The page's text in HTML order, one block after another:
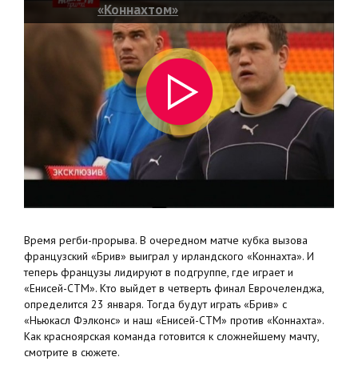
«Коннахтом»
Время регби-прорыва. В очередном матче кубка вызова
французский «Брив» выиграл у ирландского «Коннахта». И
теперь французы лидируют в подгруппе, где играет и
«Енисей-СТМ». Кто выйдет в четверть финал Еврочеленджа,
определится 23 января. Тогда будут играть «Брив» с
«Ньюкасл Фэлконс» и наш «Енисей-СТМ» против «Коннахта».
Как красноярская команда готовится к сложнейшему мачту,
смотрите в сюжете.